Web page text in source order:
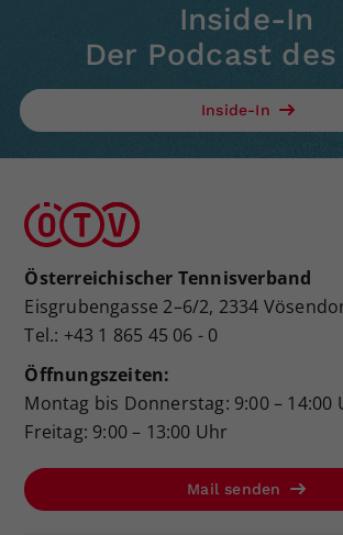
Inside-In
Der Podcast des
Inside-In
Österreichischer Tennisverband
Eisgrubengasse 2–6/2, 2334
Tel.: +43 1 865 45 06 - 0
Öffnungszeiten:
Montag bis Donnerstag: 9:00 – 14:00
Freitag: 9:00 – 13:00 Uhr
Mail senden